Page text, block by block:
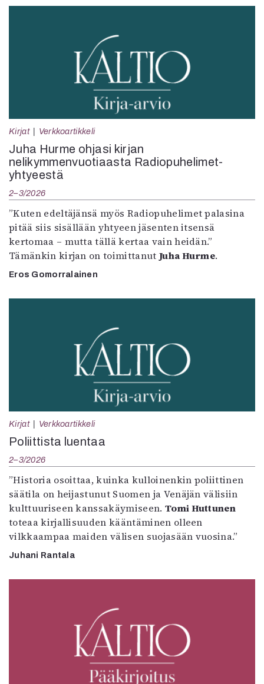
Kirjat Verkkoartikkeli
Juha Hurme ohjasi kirjan
nelikymmenvuotiaasta Radiopuhelimet-
yhtyeestä
2–3/2026
”Kuten edeltäjänsä myös Radiopuhelimet palasina
pitää siis sisällään yhtyeen jäsenten itsensä
kertomaa – mutta tällä kertaa vain heidän.”
Tämänkin kirjan on toimittanut Juha Hurme.
Eros Gomorralainen
Kirjat Verkkoartikkeli
Poliittista luentaa
2–3/2026
”Historia osoittaa, kuinka kulloinenkin poliittinen
säätila on heijastunut Suomen ja Venäjän välisiin
kulttuuriseen kanssakäymiseen. Tomi Huttunen
toteaa kirjallisuuden kääntäminen olleen
vilkkaampaa maiden välisen suojasään vuosina.”
Juhani Rantala